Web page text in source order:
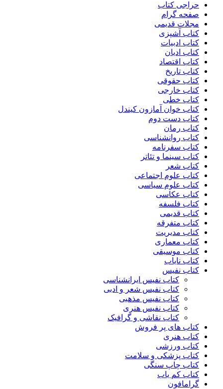
حراجی کتاب
صفحه گرام
مجلات قدیمی
کتاب آشپزی
کتاب ادبیات
کتاب ادیان
کتاب اقتصاد
کتاب تاریخ
کتاب حقوقی
کتاب خارجی
کتاب خطی
کتاب خوان آمازون کیندل
کتاب دست دوم
کتاب رمان
کتاب روانشناسی
کتاب سفرنامه
کتاب سینما و تئاتر
کتاب شعر
کتاب علوم اجتماعی
کتاب علوم سیاسی
کتاب عکاسی
کتاب فلسفه
کتاب قدیمی
کتاب متفرقه
کتاب مدیریت
کتاب معماری
کتاب موسیقی
کتاب نایاب
کتاب نفیس
کتاب نفیس ایرانشناسی
کتاب نفیس شعر و ادبی
کتاب نفیس مذهبی
کتاب نفیس هنری
کتاب نقاشی و گرافیک
کتاب های پر فروش
کتاب هنری
کتاب ورزشی
کتاب پزشکی و سلامت
کتاب چاپ سنگی
کتاب کم یاب
گرامافون